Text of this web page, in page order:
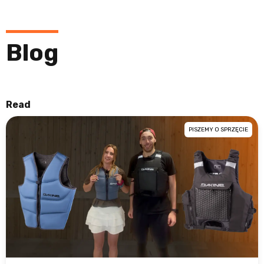
Blog
Read
PISZEMY O SPRZĘCIE